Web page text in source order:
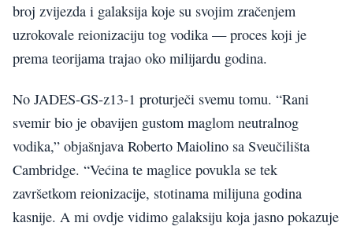
broj zvijezda i galaksija koje su svojim zračenjem
uzrokovale reionizaciju tog vodika — proces koji je
prema teorijama trajao oko milijardu godina.
No JADES-GS-z13-1 proturječi svemu tomu. “Rani
svemir bio je obavijen gustom maglom neutralnog
vodika,” objašnjava Roberto Maiolino sa Sveučilišta
Cambridge. “Većina te maglice povukla se tek
završetkom reionizacije, stotinama milijuna godina
kasnije. A mi ovdje vidimo galaksiju koja jasno pokazuje